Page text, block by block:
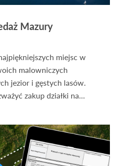
Mazury
miejsc w
malowniczych
jezior i gęstych lasów.
zakup działki na
zadaje sobie wielu
ale także unikalne możliwości
działki na Mazurach to
która może przynieść